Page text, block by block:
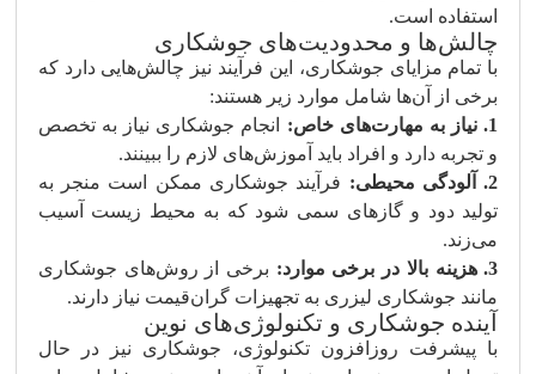
استفاده است.
چالش‌ها و محدودیت‌های جوشکاری
با تمام مزایای جوشکاری، این فرآیند نیز چالش‌هایی دارد که
برخی از آن‌ها شامل موارد زیر هستند:
1. نیاز به مهارت‌های خاص:
انجام جوشکاری نیاز به تخصص
و تجربه دارد و افراد باید آموزش‌های لازم را ببینند.
2. آلودگی محیطی:
فرآیند جوشکاری ممکن است منجر به
تولید دود و گازهای سمی شود که به محیط زیست آسیب
می‌زند.
3. هزینه بالا در برخی موارد:
برخی از روش‌های جوشکاری
مانند جوشکاری لیزری به تجهیزات گران‌قیمت نیاز دارند.
آینده جوشکاری و تکنولوژی‌های نوین
با پیشرفت روزافزون تکنولوژی، جوشکاری نیز در حال